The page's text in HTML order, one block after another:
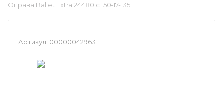
Оправа Ballet Extra 24480 c1 50-17-135
Артикул: 00000042963